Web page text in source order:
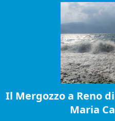
Il Mergozzo a Reno
Maria